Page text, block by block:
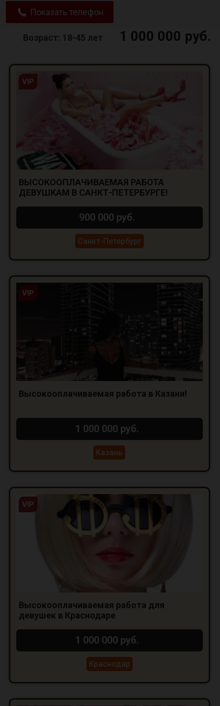
Показать телефон
Возраст: 18-45 лет 1 000 000 руб.
VIP
ВЫСОКООПЛАЧИВАЕМАЯ РАБОТА
ДЕВУШКАМ В САНКТ-ПЕТЕРБУРГЕ!
900 000 руб.
Санкт-Петербург
VIP
Высокооплачиваемая работа в Казани!
1 000 000 руб.
Казань
VIP
Высокооплачиваемая работа для
девушек в Краснодаре
1 000 000 руб.
Краснодар